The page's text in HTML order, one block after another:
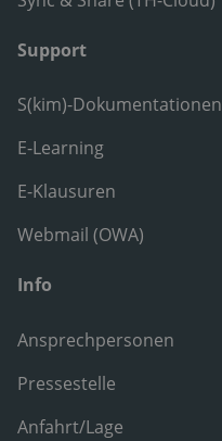
Support
S(kim)-Dokumentationen
E-Learning
E-Klausuren
Webmail (OWA)
Info
Ansprechpersonen
Pressestelle
Anfahrt/Lage